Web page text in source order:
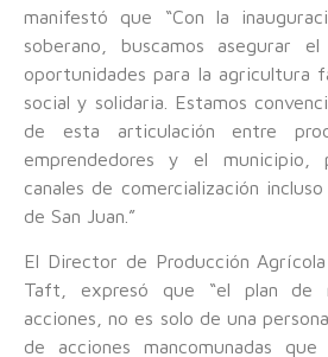
manifestó que “Con la
soberano, buscamos asegurar
oportunidades para la agricultura
social y solidaria. Estamos
de esta articulación entre
emprendedores y el municipio,
canales de comercialización
de San Juan.”
El Director de Producción
Taft, expresó que “el plan de
acciones, no es solo de una
de acciones mancomunadas